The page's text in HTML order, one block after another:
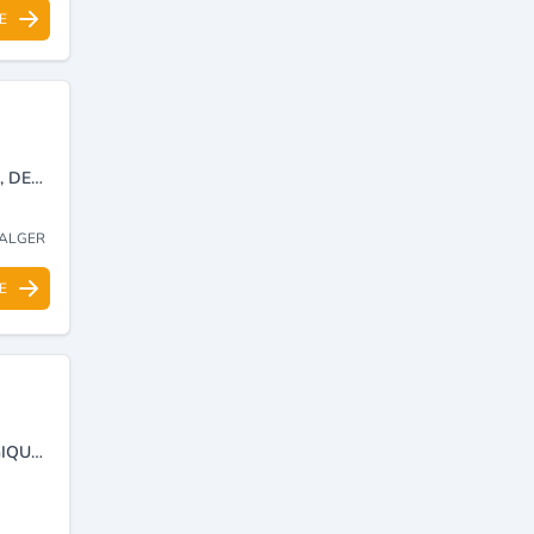
IMPORTATION ET DISTRIBUTION DE LA ROBINETTERIE INDUSTRIELLE, DES ÉQUIPEMENTS HYDRAULIQUES, PIPES EN ACIER ET LES ÉQUIPEMENTS DE MESURE.
IMPORT-EXPORT DE MÉTAUX, PRODUITS MÉTALLIQUES ET SIDÉRURGIQUES.